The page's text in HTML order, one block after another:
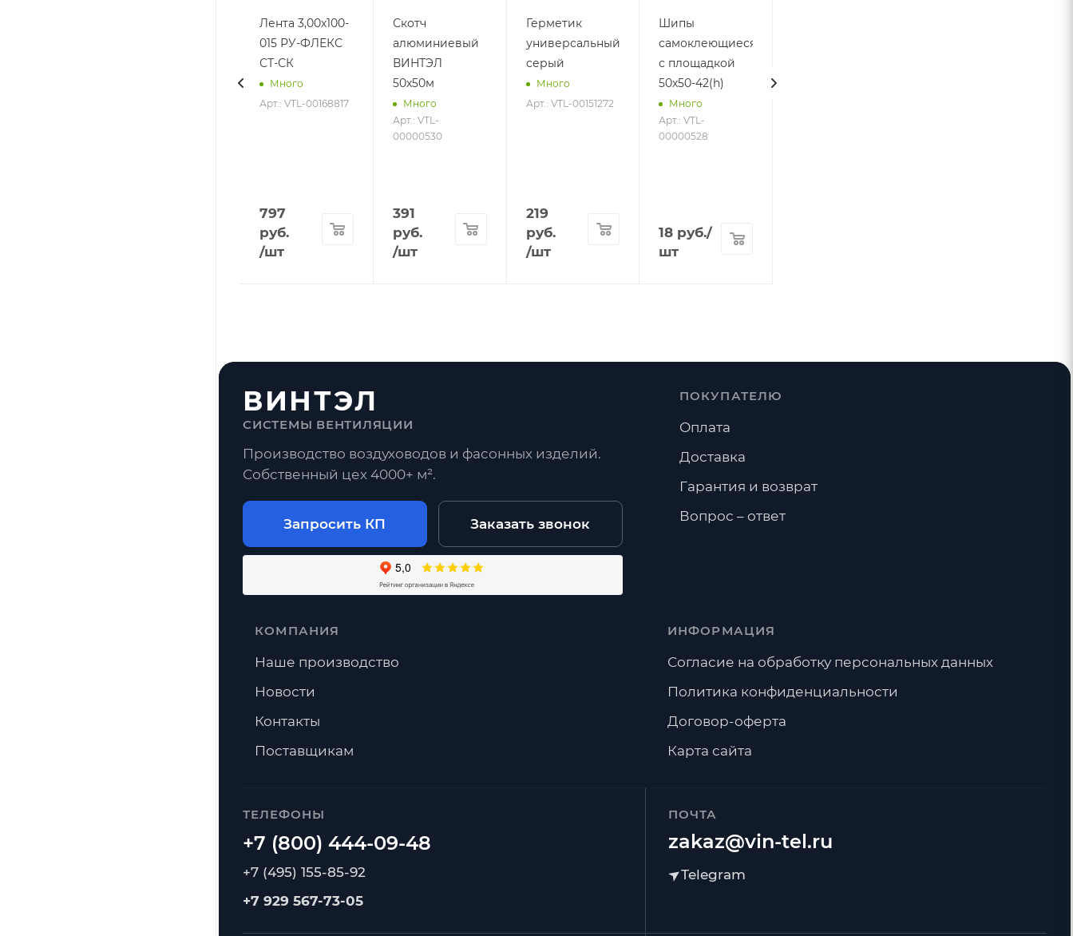
Лента 3,00х100-
015 РУ-ФЛЕКС
СТ-СК
Много
Арт.: VTL-00168817
797
руб.
/шт
Скотч
алюминиевый
ВИНТЭЛ
50х50м
Много
Арт.: VTL-
00000530
391
руб.
/шт
Герметик
универсальный
серый
Много
Арт.: VTL-00151272
219
руб.
/шт
Шипы
самоклеющиеся
с площадкой
50х50-42(h)
Много
Арт.: VTL-
00000528
18 руб./
шт
ВИНТЭЛ
СИСТЕМЫ ВЕНТИЛЯЦИИ
Производство воздуховодов и фасонных изделий.
Собственный цех 4000+ м².
Запросить КП Заказать звонок
ТЕЛЕФОНЫ
+7 (495) 155-85-92
+7 929 567-73-05
ПОЧТА
zakaz@vin-tel.ru
ПОКУПАТЕЛЮ
Оплата
Доставка
Гарантия и возврат
Вопрос – ответ
КОМПАНИЯ
Наше производство
Новости
Контакты
Поставщикам
ИНФОРМАЦИЯ
Согласие на обработку персональных данных
Политика конфиденциальности
Договор-оферта
Карта сайта